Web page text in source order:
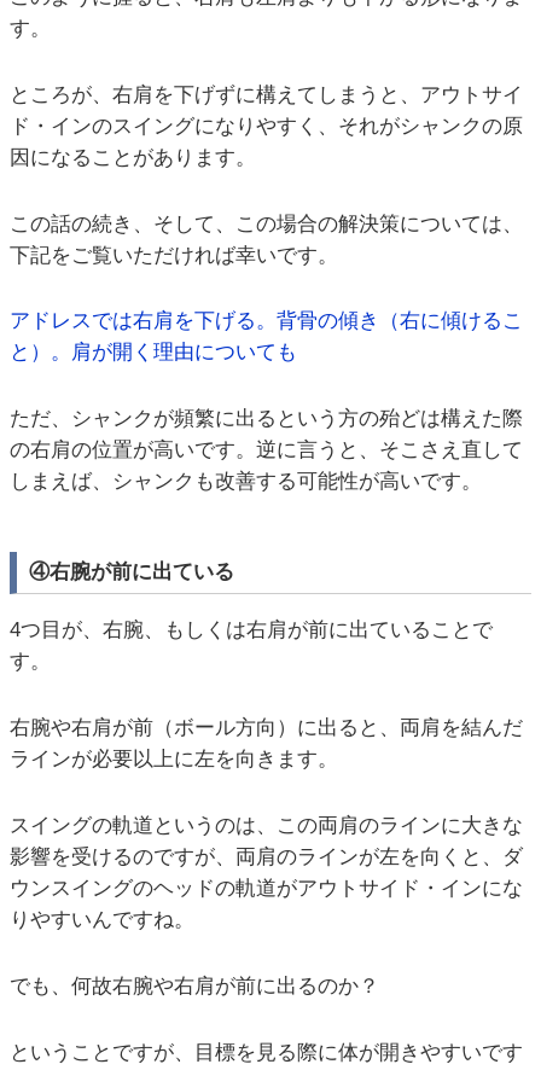
す。
ところが、右肩を下げずに構えてしまうと、アウトサイ
ド・インのスイングになりやすく、それがシャンクの原
因になることがあります。
この話の続き、そして、この場合の解決策については、
下記をご覧いただければ幸いです。
アドレスでは右肩を下げる。背骨の傾き（右に傾けるこ
と）。肩が開く理由についても
ただ、シャンクが頻繁に出るという方の殆どは構えた際
の右肩の位置が高いです。逆に言うと、そこさえ直して
しまえば、シャンクも改善する可能性が高いです。
④右腕が前に出ている
4つ目が、右腕、もしくは右肩が前に出ていることで
す。
右腕や右肩が前（ボール方向）に出ると、両肩を結んだ
ラインが必要以上に左を向きます。
スイングの軌道というのは、この両肩のラインに大きな
影響を受けるのですが、両肩のラインが左を向くと、ダ
ウンスイングのヘッドの軌道がアウトサイド・インにな
りやすいんですね。
でも、何故右腕や右肩が前に出るのか？
ということですが、目標を見る際に体が開きやすいです